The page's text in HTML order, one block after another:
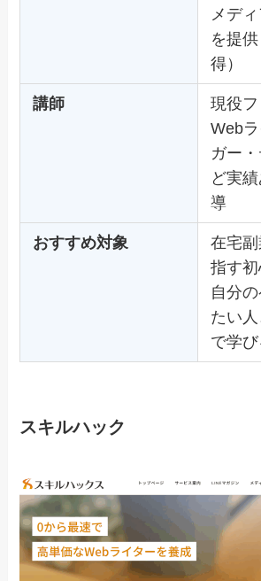
メデ
を提
得）
講師
現役
Web
ガー
ど実
導
おすすめ対象
在宅副
指す
自分
たい
で学
スキルハック